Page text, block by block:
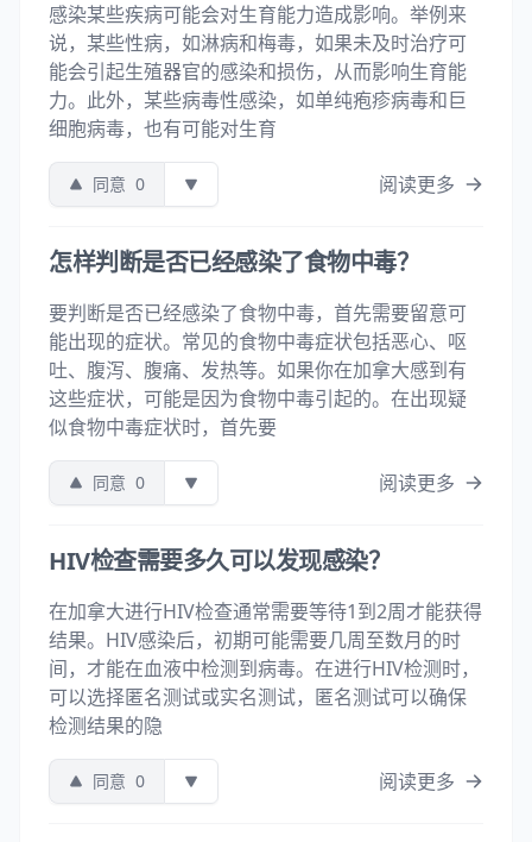
感染某些疾病可能会对生育能力造成影响。举例来
说，某些性病，如淋病和梅毒，如果未及时治疗可
能会引起生殖器官的感染和损伤，从而影响生育能
力。此外，某些病毒性感染，如单纯疱疹病毒和巨
细胞病毒，也有可能对生育
同意 0 阅读更多
怎样判断是否已经感染了食物中毒？
要判断是否已经感染了食物中毒，首先需要留意可
能出现的症状。常见的食物中毒症状包括恶心、呕
吐、腹泻、腹痛、发热等。如果你在加拿大感到有
这些症状，可能是因为食物中毒引起的。在出现疑
似食物中毒症状时，首先要
同意 0 阅读更多
HIV检查需要多久可以发现感染？
在加拿大进行HIV检查通常需要等待1到2周才能获得
结果。HIV感染后，初期可能需要几周至数月的时
间，才能在血液中检测到病毒。在进行HIV检测时，
可以选择匿名测试或实名测试，匿名测试可以确保
检测结果的隐
同意 0 阅读更多